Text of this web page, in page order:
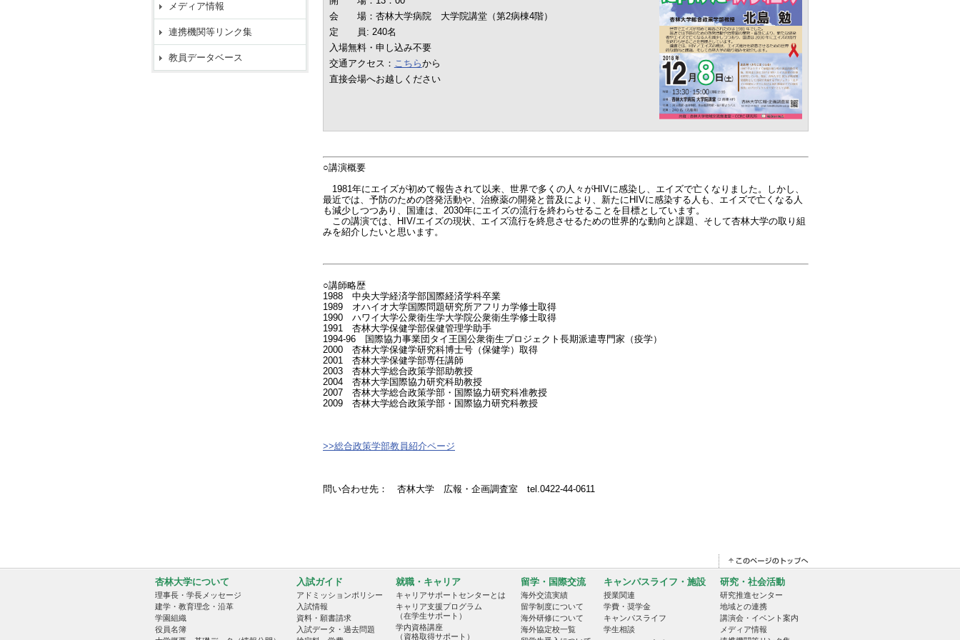
会 場：杏林大学病院 大学院講堂（第2病棟4階）
定 員: 240名
入場無料・申し込み不要
交通アクセス： こちらから
直接会場へお越しください
○講演概要
1981年にエイズが初めて報告されて以来、世界で多くの人々がHIVに感染し、エイズで亡くなりました。しかし、
最近では、予防のための啓発活動や、治療薬の開発と普及により、新たにHIVに感染する人も、エイズで亡くなる人
も減少しつつあり、国連は、2030年にエイズの流行を終わらせることを目標としています。
この講演では、HIV/エイズの現状、エイズ流行を終息させるための世界的な動向と課題、そして杏林大学の取り組
みを紹介したいと思います。
○講師略歴
1988 中央大学経済学部国際経済学科卒業
1989 オハイオ大学国際問題研究所アフリカ学修士取得
1990 ハワイ大学公衆衛生学大学院公衆衛生学修士取得
1991 杏林大学保健学部保健管理学助手
1994-96 国際協力事業団タイ王国公衆衛生プロジェクト長期派遣専門家（疫学）
2000 杏林大学保健学研究科博士号（保健学）取得
2001 杏林大学保健学部専任講師
2003 杏林大学総合政策学部助教授
2004 杏林大学国際協力研究科助教授
2007 杏林大学総合政策学部・国際協力研究科准教授
2009 杏林大学総合政策学部・国際協力研究科教授
>>総合政策学部教員紹介ページ
問い合わせ先： 杏林大学 広報・企画調査室 tel.0422-44-0611
メディア情報
連携機関等リンク集
教員データベース
杏林大学について
理事長・学長メッセージ
建学・教育理念・沿革
学園組織
役員名簿
入試ガイド
アドミッションポリシー
入試情報
資料・願書請求
入試データ・過去問題
就職・キャリア
キャリアサポートセンターとは
キャリア支援プログラム
（在学生サポート）
学内資格講座
（資格取得サポート）
留学・国際交流
海外交流実績
留学制度について
海外研修について
海外協定校一覧
キャンパスライフ・施設
授業関連
学費・奨学金
キャンパスライフ
学生相談
研究・社会活動
研究推進センター
地域との連携
講演会・イベント案内
メディア情報